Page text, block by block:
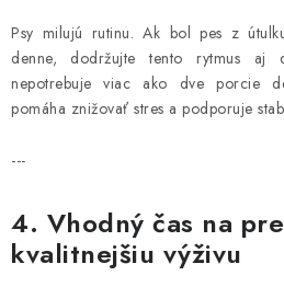
Psy milujú rutinu. Ak bol pes z
denne, dodržujte tento rytmus aj
nepotrebuje viac ako dve porcie
pomáha znižovať stres a podporuje
---
4. Vhodný čas na
kvalitnejšiu výživu